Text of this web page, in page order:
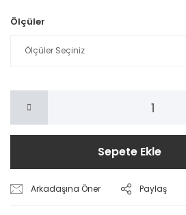
Ölçüler
Sepete Ekle
Arkadaşına Öner Paylaş